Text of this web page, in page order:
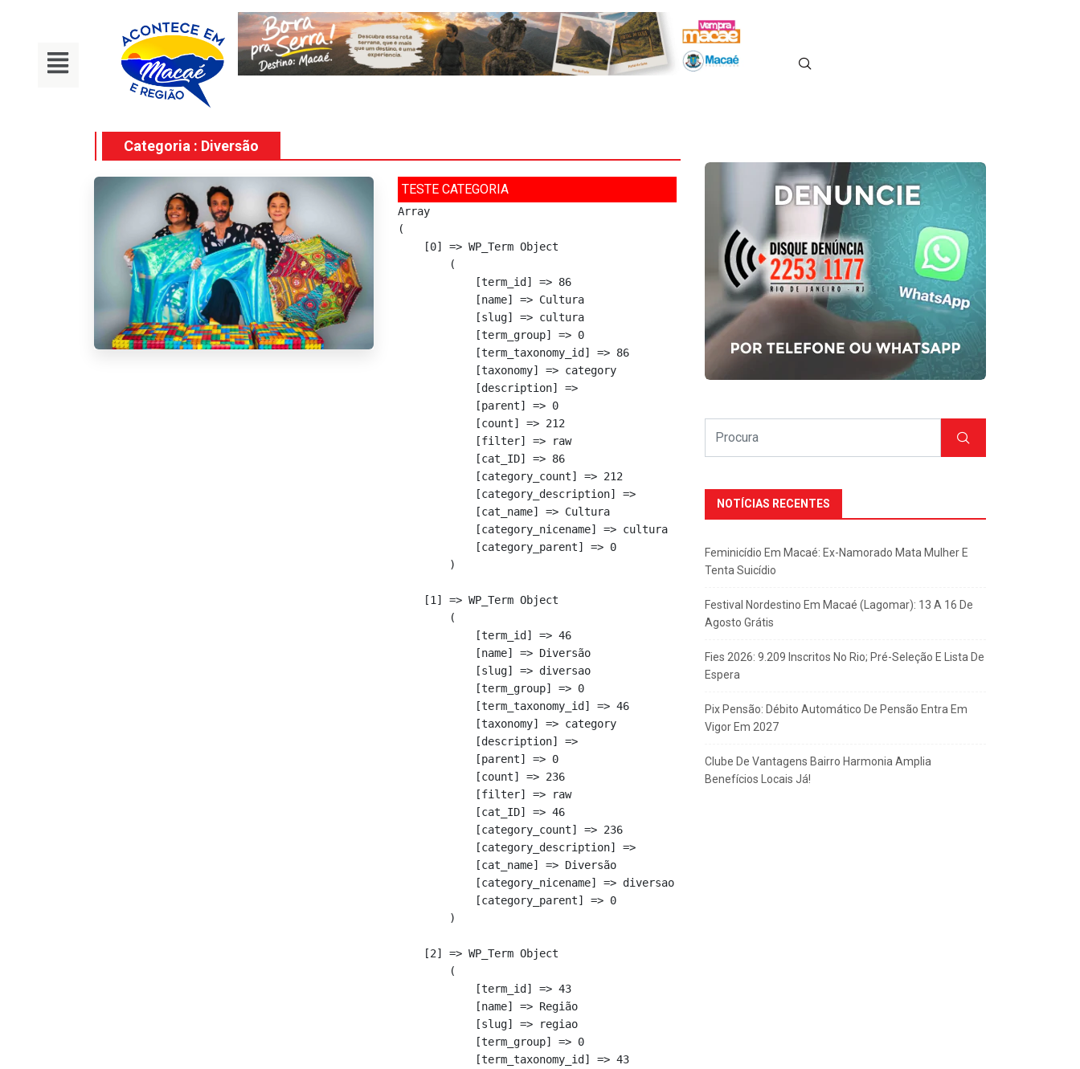
Categoria : Diversão
TESTE CATEGORIA
Array
(
    [0] => WP_Term Object
        (
            [term_id] => 86
            [name] => Cultura
            [slug] => cultura
            [term_group] => 0
            [term_taxonomy_id] => 86
            [taxonomy] => category
            [description] =>
            [parent] => 0
            [count] => 212
            [filter] => raw
            [cat_ID] => 86
            [category_count] => 212
            [category_description] =>
            [cat_name] => Cultura
            [category_nicename] => cultura
            [category_parent] => 0
        )
    [1] => WP_Term Object
        (
            [term_id] => 46
            [name] => Diversão
            [slug] => diversao
            [term_group] => 0
            [term_taxonomy_id] => 46
            [taxonomy] => category
            [description] =>
            [parent] => 0
            [count] => 236
            [filter] => raw
            [cat_ID] => 46
            [category_count] => 236
            [category_description] =>
            [cat_name] => Diversão
            [category_nicename] => diversao
            [category_parent] => 0
        )
    [2] => WP_Term Object
        (
            [term_id] => 43
            [name] => Região
            [slug] => regiao
            [term_group] => 0
            [term_taxonomy_id] => 43
NOTÍCIAS RECENTES
Feminicídio Em Macaé: Ex-Namorado Mata Mulher E
Tenta Suicídio
Festival Nordestino Em Macaé (Lagomar): 13 A 16 De
Agosto Grátis
Fies 2026: 9.209 Inscritos No Rio; Pré-Seleção E Lista De
Espera
Pix Pensão: Débito Automático De Pensão Entra Em
Vigor Em 2027
Clube De Vantagens Bairro Harmonia Amplia
Benefícios Locais Já!